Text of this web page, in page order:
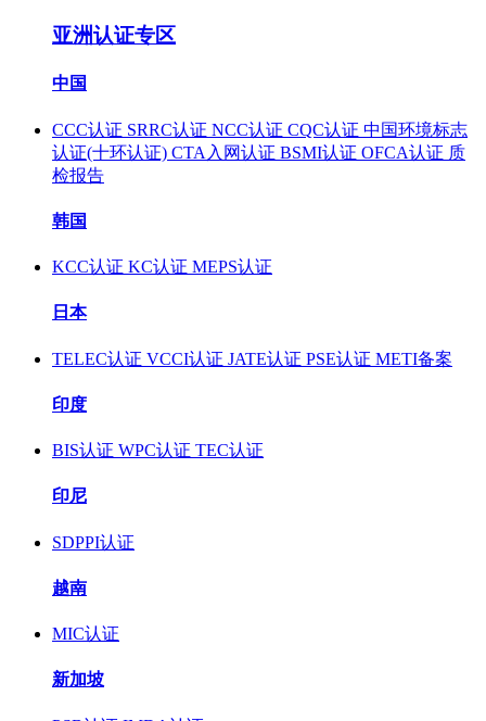
亚洲认证专区
中国
CCC认证 SRRC认证 NCC认证 CQC认证 中国环境标志
认证(十环认证) CTA入网认证 BSMI认证 OFCA认证 质
检报告
韩国
KCC认证 KC认证 MEPS认证
日本
TELEC认证 VCCI认证 JATE认证 PSE认证 METI备案
印度
BIS认证 WPC认证 TEC认证
印尼
SDPPI认证
越南
MIC认证
新加坡